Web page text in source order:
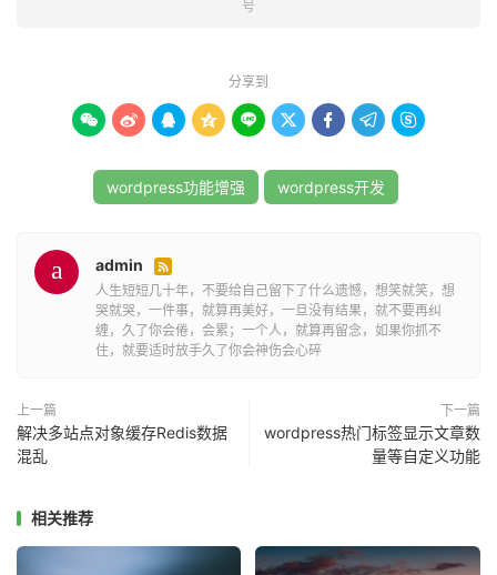
$user_logged_in
add_action('wp_login',
add_action('clear_auth_cookie',
'restrict_concurrent_logins');
这段代码会在用户登录时检查是否有其他用户已经登录，如
果有，就会将其注销。
无论你选择使用插件还是自定义功能，都需要小心测试，确
经常备份你的网站，以防万一出现问题可以恢复到以前的状
态。
号
分享到
        
wordpress功能增强 wordpress开发
admin 
人生短短几十年，不要给自己留下了什么遗憾，想笑就笑，想
哭就哭，一件事，就算再美好，一旦没有结果，就不要再纠
缠，久了你会倦，会累；一个人，就算再留念，如果你抓不
住，就要适时放手久了你会神伤会心碎
上一篇
解决多站点对象缓存Redis数据
混乱
下一篇
wordpress热门标签显示文章数
量等自定义功能
相关推荐